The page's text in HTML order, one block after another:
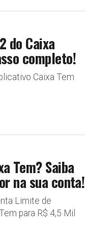
do Caixa
completo!
Caixa Tem
Tem? Saiba
na sua conta!
Limite de
para R$ 4,5 Mil